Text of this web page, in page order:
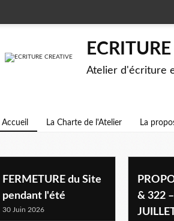
Atelier d'écriture
Accueil La Charte de l'Atelier La
FERMETURE du Site
pendant l'été
30 Juin 2026
& 322 –